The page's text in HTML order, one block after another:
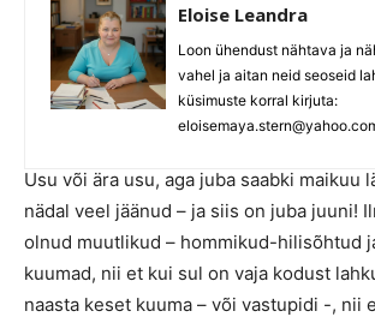
Eloise Leandra
Loon ühendust nähtava ja
vahel ja aitan neid seoseid
küsimuste korral kirjuta:
Usu või ära usu, aga juba saabki maikuu
nädal veel jäänud – ja siis on juba juuni!
olnud muutlikud – hommikud-hilisõhtud
kuumad, nii et kui sul on vaja kodust
naasta keset kuuma – või vastupidi -, nii